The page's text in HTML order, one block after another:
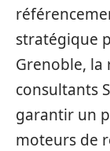
stratégique
Grenoble, la
consultants
garantir un
moteurs de